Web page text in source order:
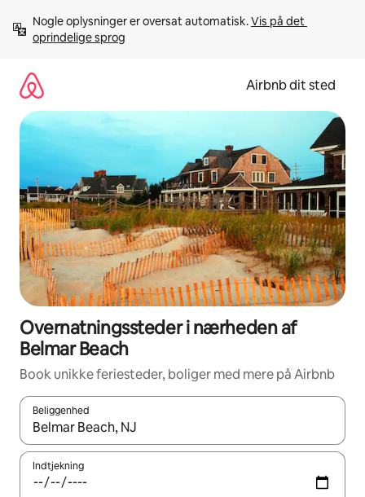
videre
Nogle oplysninger er oversat automatisk. Vis på det
oprindelige sprog
Airbnb dit sted
Overnatningssteder i nærheden af
Belmar Beach
Book unikke feriesteder, boliger med mere på Airbnb
Beliggenhed
Når resultaterne er tilgængelige, skal du navigere med
Indtjekning